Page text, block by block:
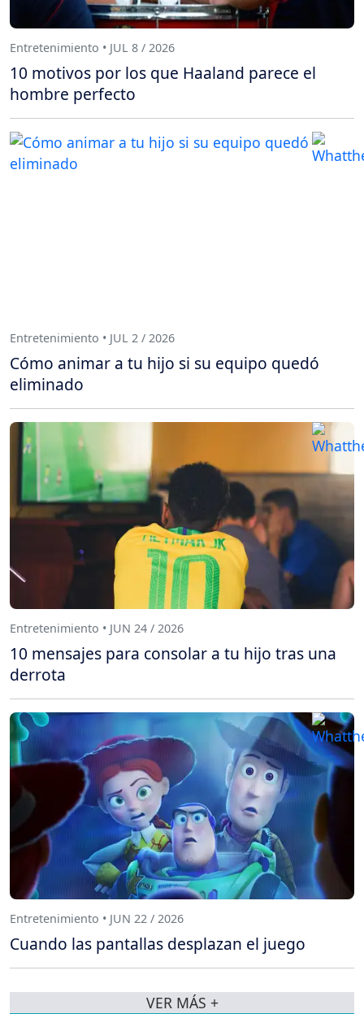
Entretenimiento • JUL 8 / 2026
10 motivos por los que Haaland parece el
hombre perfecto
Entretenimiento • JUL 2 / 2026
Cómo animar a tu hijo si su equipo quedó
eliminado
Entretenimiento • JUN 24 / 2026
10 mensajes para consolar a tu hijo tras una
derrota
Entretenimiento • JUN 22 / 2026
Cuando las pantallas desplazan el juego
VER MÁS +